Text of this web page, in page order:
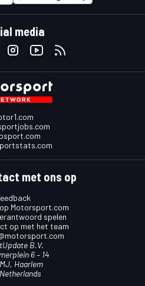
media
met ons op
Motorsport.com
spelen
op met het team
B.V.
6 – 14
Haarlem